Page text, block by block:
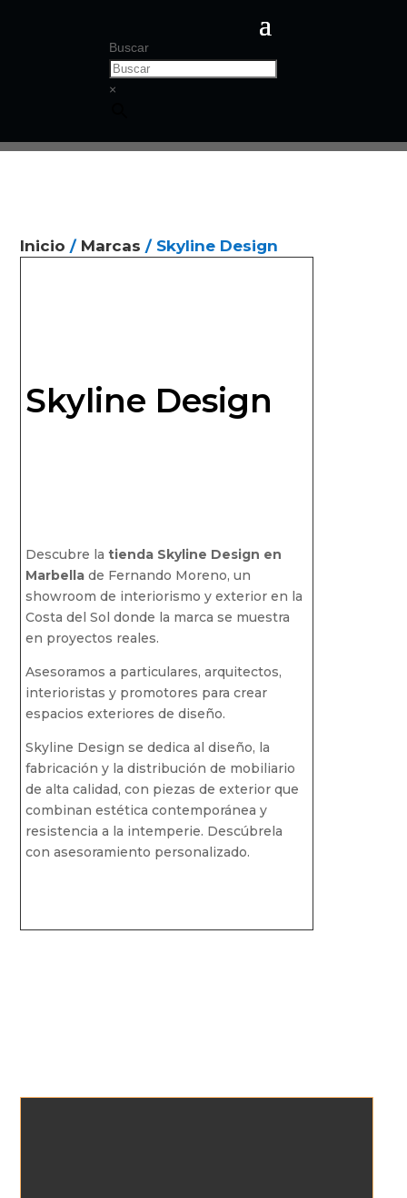
Buscar
×
Inicio / Marcas / Skyline Design
Skyline Design
Descubre la tienda Skyline Design en
Marbellade Fernando Moreno, un
showroom de interiorismo y exterior en la
Costa del Sol donde la marca se muestra
en proyectos reales.
Asesoramos a particulares, arquitectos,
interioristas y promotores para crear
espacios exteriores de diseño.
Skyline Design se dedica al diseño, la
fabricación y la distribución de mobiliario
de alta calidad, con piezas de exterior que
combinan estética contemporánea y
resistencia a la intemperie. Descúbrela
con asesoramiento personalizado.